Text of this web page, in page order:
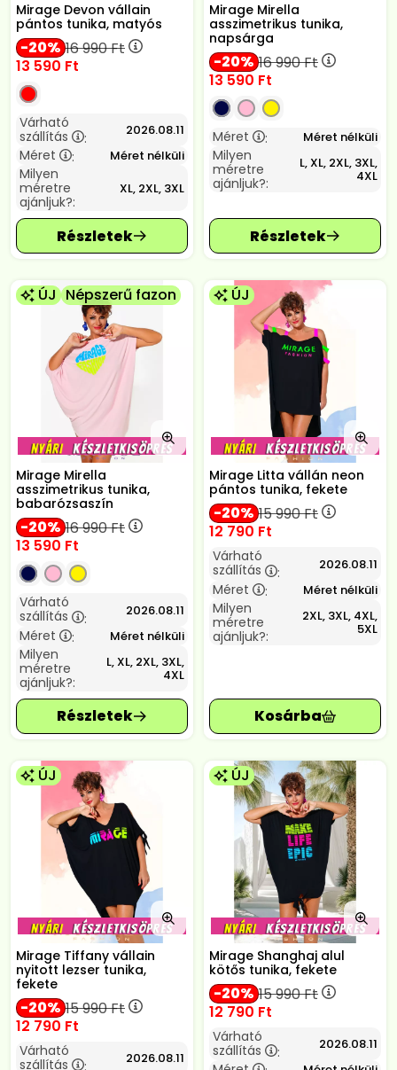
Mirage Devon vállain
pántos tunika, matyós
20 16 990Ft
13 590 Ft
Várható
szállítás
: 2026.08.11
Méret : Méret nélküli
Milyen
méretre
ajánljuk?:
XL, 2XL, 3XL
Mirage Mirella
asszimetrikus tunika,
napsárga
20 16 990Ft
13 590 Ft
Méret : Méret nélküli
Milyen
méretre
ajánljuk?:
L, XL, 2XL, 3XL,
4XL
ÚJ Népszerű fazon
Mirage Mirella
asszimetrikus tunika,
babarózsaszín
20 16 990Ft
13 590 Ft
Várható
szállítás
: 2026.08.11
Méret : Méret nélküli
Milyen
méretre
ajánljuk?:
L, XL, 2XL, 3XL,
4XL
ÚJ
Mirage Litta vállán neon
pántos tunika, fekete
20 15 990Ft
12 790 Ft
Várható
szállítás
: 2026.08.11
Méret : Méret nélküli
Milyen
méretre
ajánljuk?:
2XL, 3XL, 4XL,
5XL
ÚJ
Mirage Tiffany vállain
nyitott lezser tunika,
fekete
20 15 990Ft
12 790 Ft
Várható
szállítás
: 2026.08.11
ÚJ
Mirage Shanghaj alul
kötős tunika, fekete
20 15 990Ft
12 790 Ft
Várható
szállítás
: 2026.08.11